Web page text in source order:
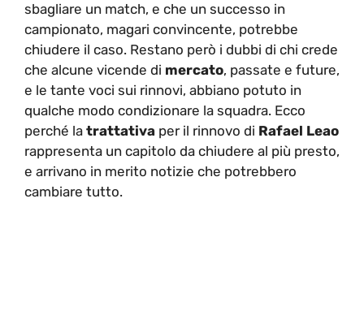
sbagliare un match, e che un successo in
campionato, magari convincente, potrebbe
chiudere il caso. Restano però i dubbi di chi crede
che alcune vicende di mercato, passate e future,
e le tante voci sui rinnovi, abbiano potuto in
qualche modo condizionare la squadra. Ecco
perché la trattativa per il rinnovo di Rafael Leao
rappresenta un capitolo da chiudere al più presto,
e arrivano in merito notizie che potrebbero
cambiare tutto.